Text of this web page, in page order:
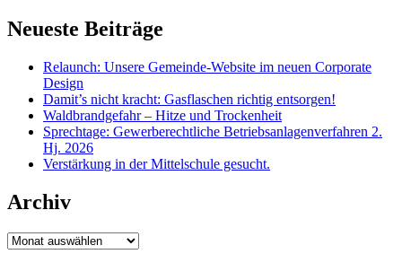
Neueste Beiträge
Relaunch: Unsere Gemeinde-Website im neuen Corporate
Design
Damit’s nicht kracht: Gasflaschen richtig entsorgen!
Waldbrandgefahr – Hitze und Trockenheit
Sprechtage: Gewerberechtliche Betriebsanlagenverfahren 2.
Hj. 2026
Verstärkung in der Mittelschule gesucht.
Archiv
Archiv